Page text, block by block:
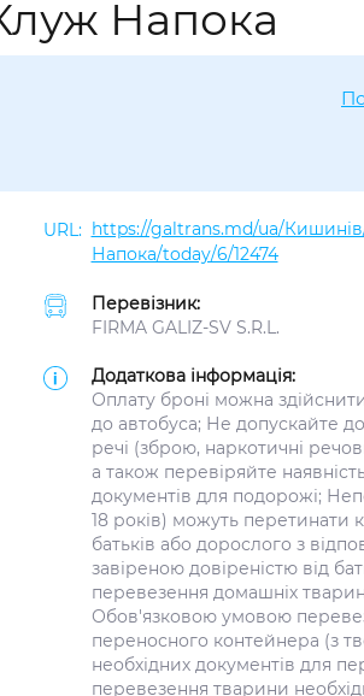
Напока
https://galtrans.md/ua/
Напока/today/6/12474
Перевізник:
FIRMA GALIZ-SV S.R.L.
Додаткова інформація:
Оплату броні можна
до автобуса; Не допускайте
речі (зброю, наркотичні
а також перевіряйте
документів для подорожі;
18 років) можуть перетинати
батьків або дорослого з
завіреною довіреністю від
перевезення домашніх
Обов'язковою умовою
переносного контейнера (з
необхідних документів для
перевезення тварини